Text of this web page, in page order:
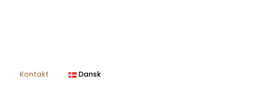
Kontakt Dansk